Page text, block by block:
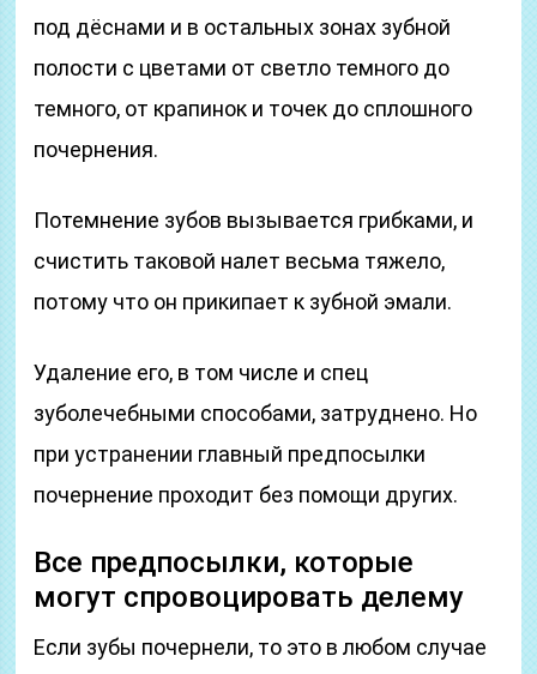
под дёснами и в остальных зонах зубной
полости с цветами от светло темного до
темного, от крапинок и точек до сплошного
почернения.
Потемнение зубов вызывается грибками, и
счистить таковой налет весьма тяжело,
потому что он прикипает к зубной эмали.
Удаление его, в том числе и спец
зуболечебными способами, затруднено. Но
при устранении главный предпосылки
почернение проходит без помощи других.
Все предпосылки, которые
могут спровоцировать делему
Если зубы почернели, то это в любом случае